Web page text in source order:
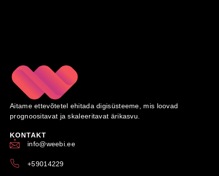
Aitame ettevõtetel ehitada digisüsteeme, mis loovad
prognoositavat ja skaleeritavat ärikasvu.
KONTAKT
info@weebi.ee
+59014229